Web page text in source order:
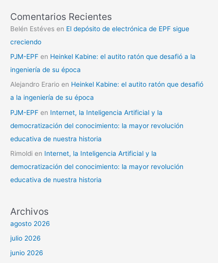
Comentarios Recientes
Belén Estéves en El depósito de electrónica de EPF sigue
creciendo
PJM-EPF en Heinkel Kabine: el autito ratón que desafió a la
ingeniería de su época
Alejandro Erario en Heinkel Kabine: el autito ratón que desafió
a la ingeniería de su época
PJM-EPF en Internet, la Inteligencia Artificial y la
democratización del conocimiento: la mayor revolución
educativa de nuestra historia
Rimoldi en Internet, la Inteligencia Artificial y la
democratización del conocimiento: la mayor revolución
educativa de nuestra historia
Archivos
agosto 2026
julio 2026
junio 2026